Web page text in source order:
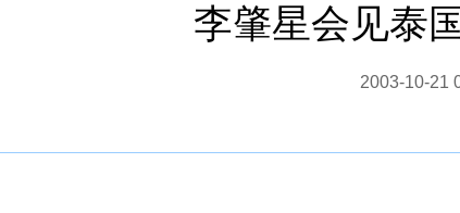
李肇星会见泰
2003-10-21